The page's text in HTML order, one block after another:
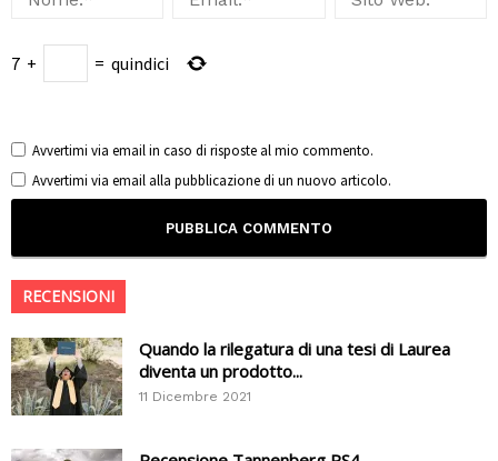
7 + = quindici
Avvertimi via email in caso di risposte al mio commento.
Avvertimi via email alla pubblicazione di un nuovo articolo.
RECENSIONI
Quando la rilegatura di una tesi di Laurea
diventa un prodotto...
11 Dicembre 2021